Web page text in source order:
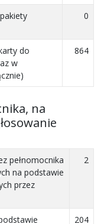
0
do
w
864
na
pełnomocnika
na podstawie
przez
2
204